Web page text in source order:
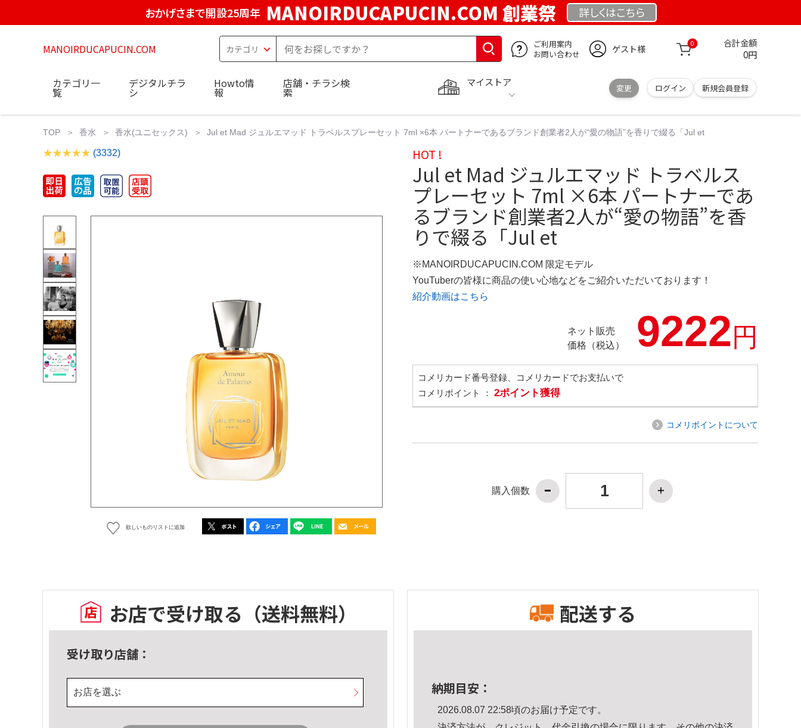
おかげさまで開設25周年 MANOIRDUCAPUCIN.COM 創業祭 詳しくはこちら
MANOIRDUCAPUCIN.COM
ご利用案内
お問い合わせ
ゲスト様 0 合計金額
0円
マイストア
変更 ログイン 新規会員登録
カテゴリ一
覧
デジタルチラ
シ
Howto情
報
店舗・チラシ検
索
TOP 香水 香水(ユニセックス) Jul et Mad ジュルエマッド トラベルスプレーセット 7ml ×6本 パートナーであるブランド創業者2人が“愛の物語”を香りで綴る「Jul et
(3332)
欲しいものリストに追加
HOT !
Jul et Mad ジュルエマッド トラベルス
プレーセット 7ml ×6本 パートナーであ
るブランド創業者2人が“愛の物語”を香
りで綴る「Jul et
※MANOIRDUCAPUCIN.COM 限定モデル
YouTuberの皆様に商品の使い心地などをご紹介いただいております！
紹介動画はこちら
ネット販売
価格（税込）
9222円
コメリカード番号登録、コメリカードでお支払いで
コメリポイント ： 2ポイント獲得
コメリポイントについて
購入個数
お店で受け取る （送料無料）
受け取り店舗：
お店を選ぶ
配送する
納期目安：
2026.08.07 22:58頃のお届け予定です。